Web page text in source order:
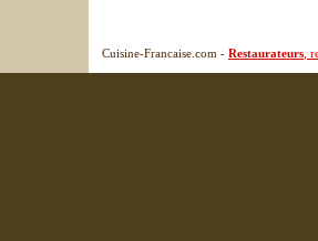
Cuisine-Francaise.com - Restaurateurs ,